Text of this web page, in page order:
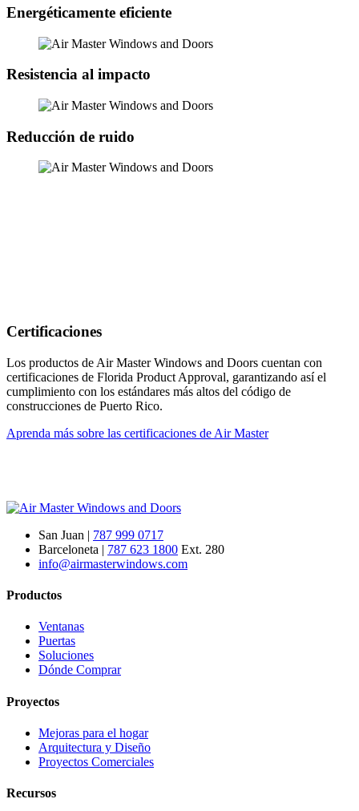
Energéticamente eficiente
Resistencia al impacto
Reducción de ruido
Certificaciones
Los productos de Air Master Windows and Doors cuentan con
certificaciones de Florida Product Approval, garantizando así el
cumplimiento con los estándares más altos del código de
construcciones de Puerto Rico.
Aprenda más sobre las certificaciones de Air Master
San Juan | 787 999 0717
Barceloneta | 787 623 1800 Ext. 280
info@airmasterwindows.com
Productos
Ventanas
Puertas
Soluciones
Dónde Comprar
Proyectos
Mejoras para el hogar
Arquitectura y Diseño
Proyectos Comerciales
Recursos